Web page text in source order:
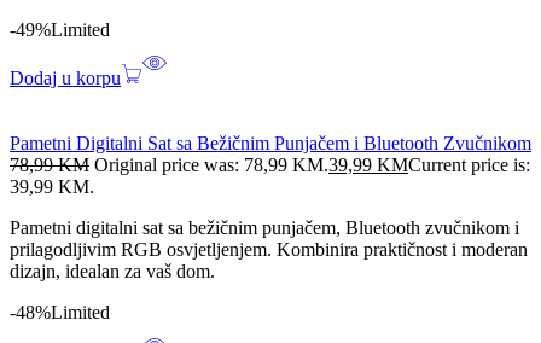
-49%Limited
Dodaj u korpu
Pametni Digitalni Sat sa Bežičnim Punjačem i Bluetooth Zvučnikom
78,99KM Original price was: 78,99 KM.39,99 KMCurrent price is:
39,99 KM.
Pametni digitalni sat sa bežičnim punjačem, Bluetooth zvučnikom i
prilagodljivim RGB osvjetljenjem. Kombinira praktičnost i moderan
dizajn, idealan za vaš dom.
-48%Limited